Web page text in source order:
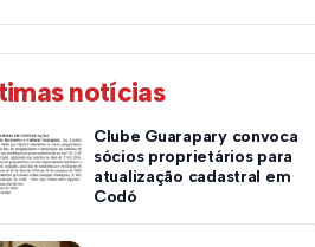
notícias
Clube Guarapary convoca
sócios proprietários para
atualização cadastral em
Codó